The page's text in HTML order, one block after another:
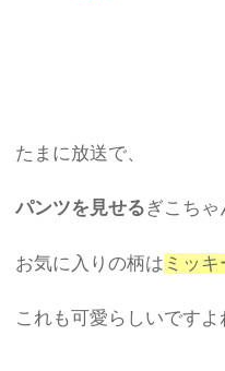
たまに放送で、
パンツを見せるぎこち
お気に入りの柄は ミッキ
これも可愛らしいですよ